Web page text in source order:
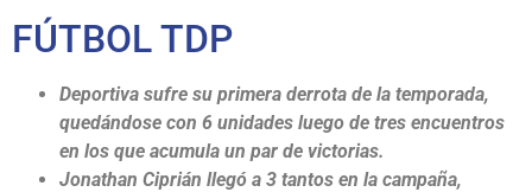
FÚTBOL TDP
Deportiva sufre su primera derrota de la temporada,
quedándose con 6 unidades luego de tres encuentros
en los que acumula un par de victorias.
Jonathan Ciprián llegó a 3 tantos en la campaña,